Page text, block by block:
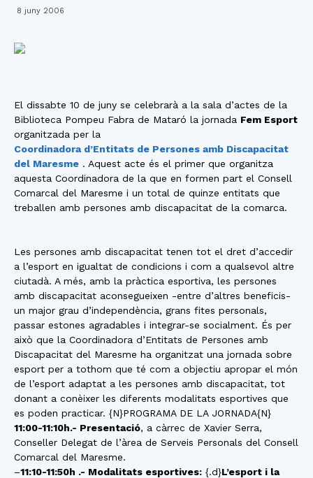
8 juny 2006
El dissabte 10 de juny se celebrarà a la sala d’actes de la
Biblioteca Pompeu Fabra de Mataró la jornada Fem Esport
organitzada per la
Coordinadora d’Entitats de Persones amb Discapacitat
del Maresme . Aquest acte és el primer que organitza
aquesta Coordinadora de la que en formen part el Consell
Comarcal del Maresme i un total de quinze entitats que
treballen amb persones amb discapacitat de la comarca.
Les persones amb discapacitat tenen tot el dret d’accedir
a l’esport en igualtat de condicions i com a qualsevol altre
ciutadà. A més, amb la pràctica esportiva, les persones
amb discapacitat aconsegueixen -entre d’altres beneficis-
un major grau d’independència, grans fites personals,
passar estones agradables i integrar-se socialment. És per
això que la Coordinadora d’Entitats de Persones amb
Discapacitat del Maresme ha organitzat una jornada sobre
esport per a tothom que té com a objectiu apropar el món
de l’esport adaptat a les persones amb discapacitat, tot
donant a conèixer les diferents modalitats esportives que
es poden practicar. {N}PROGRAMA DE LA JORNADA{N}
11:00-11:10h.- Presentació, a càrrec de Xavier Serra,
Conseller Delegat de l’àrea de Serveis Personals del Consell
Comarcal del Maresme.
–11:10-11:50h .- Modalitats esportives: {.d}L’esport i la